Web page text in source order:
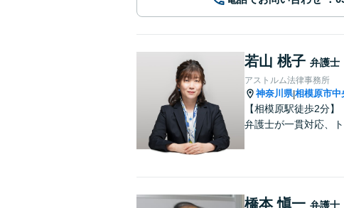
若山 桃子 弁護士
アストルム法律事務所
神奈川県|相模原市中
【相模原駅徒歩2分
弁護士が一貫対応、
橋本 愼一 弁護士